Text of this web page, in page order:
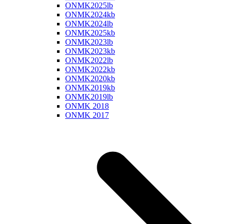
ONMK2025lb
ONMK2024kb
ONMK2024lb
ONMK2025kb
ONMK2023lb
ONMK2023kb
ONMK2022lb
ONMK2022kb
ONMK2020kb
ONMK2019kb
ONMK2019lb
ONMK 2018
ONMK 2017